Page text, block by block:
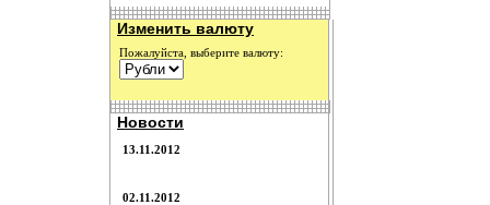
Изменить валюту
Пожалуйста, выберите валюту:
Новости
13.11.2012
02.11.2012